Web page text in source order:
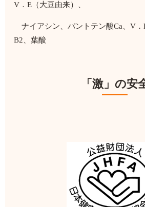
V．E（大豆由来）、
ナイアシン、パントテン酸Ca、V．
B2、葉酸
「激」の安